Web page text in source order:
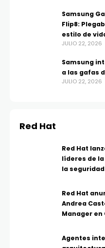
Samsung
Flip8:
estilo de
JULIO 22, 2026
Samsung
a las gafas
JULIO 22, 2026
Red Hat
Red Hat
líderes de
la
Red Hat
Andrea
Manager en
Agentes